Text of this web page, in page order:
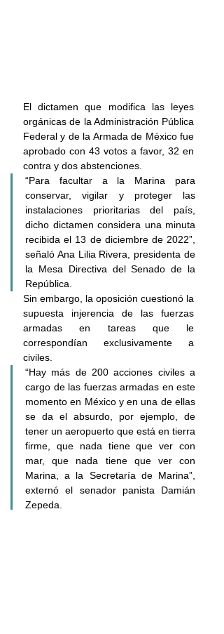
El dictamen que modifica las leyes
orgánicas de la Administración Pública
Federal y de la Armada de México fue
aprobado con 43 votos a favor, 32 en
contra y dos abstenciones.
“Para facultar a la Marina para
conservar, vigilar y proteger las
instalaciones prioritarias del país,
dicho dictamen considera una minuta
recibida el 13 de diciembre de 2022”,
señaló Ana Lilia Rivera, presidenta de
la Mesa Directiva del Senado de la
República.
Sin embargo, la oposición cuestionó la
supuesta injerencia de las fuerzas
armadas en tareas que le
correspondían exclusivamente a
civiles.
“Hay más de 200 acciones civiles a
cargo de las fuerzas armadas en este
momento en México y en una de ellas
se da el absurdo, por ejemplo, de
tener un aeropuerto que está en tierra
firme, que nada tiene que ver con
mar, que nada tiene que ver con
Marina, a la Secretaría de Marina”,
externó el senador panista Damián
Zepeda.